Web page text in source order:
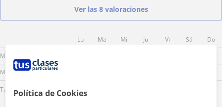
Ver las 8 valoraciones
Lu Ma Mi Ju Vi Sá
Do
Mañana
Mediodía
TardePolítica de Cookies